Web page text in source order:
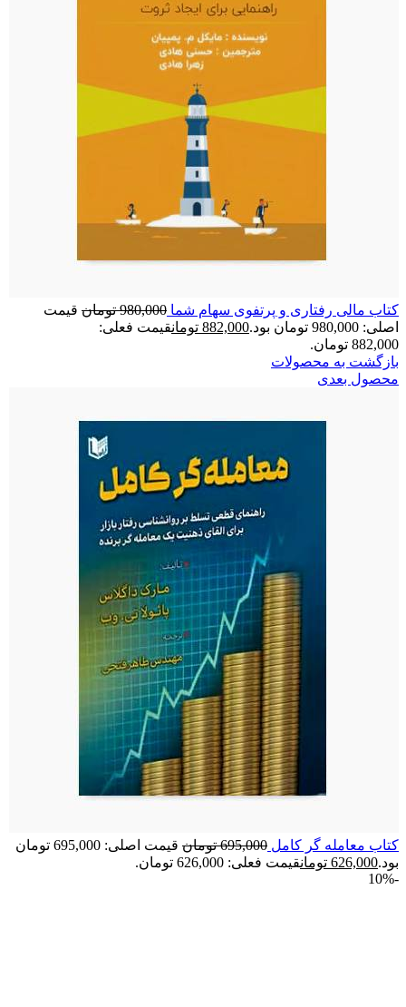
کتاب مالی رفتاری و پرتفوی سهام شما 980,000 تومان قیمت
اصلی: 980,000 تومان بود.
882,000 تومانقیمت فعلی:
882,000 تومان.
بازگشت به محصولات
محصول بعدی
کتاب معامله گر کامل 695,000 تومان
قیمت اصلی: 695,000 تومان
بود.626,000 تومانقیمت فعلی: 626,000 تومان.
-10%